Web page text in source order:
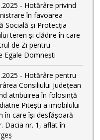
- Hotărâre privind
în favoarea
Socială și Protecția
teren și clădire în care
de Zi pentru
Egale Domnești
- Hotărâre pentru
Consiliului Județean
atribuirea în folosință
Pitești a imobilului
în care își desfășoară
Dacia nr. 1, aflat în